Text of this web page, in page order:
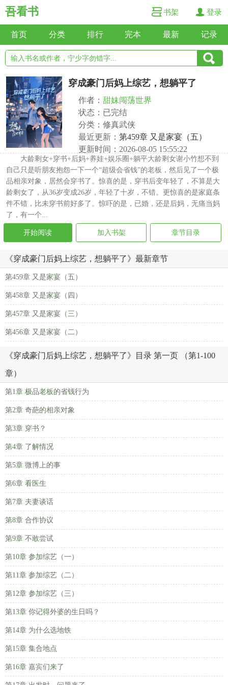
吾看书 书架 登录
首页 分类 排行 完本 最新 记录
穿成豪门后妈上综艺，想躺平了
作者： 甜妹闯荡世界
状态：已完结
分类：修真武侠
最近更新： 第459章 又是家宴（五）
更新时间：2026-08-05 15:55:22
大龄剩女+穿书+后妈+养娃+娱乐圈+躺平大龄剩女谢小竹想不到
自己只是听朋友抱怨一下一个“超级会省钱”的老板，然后见了一个极
品相亲对象，居然会穿书了。惊喜的是，穿书后变年轻了，不算是大
龄剩女了，从36岁变成26岁，年轻了十岁，不错。更惊喜的是家庭条
件不错，比未穿书前好多了。惊吓的是，已婚，还是后妈，无痛当妈
了，有一个...
开始阅读 加入书架 章节目录
《穿成豪门后妈上综艺，想躺平了》最新章节
第459章 又是家宴（五）
第458章 又是家宴（四）
第457章 又是家宴（三）
第456章 又是家宴（二）
《穿成豪门后妈上综艺，想躺平了》目录 第一页 （第1-100
章）
第1章 极品老板的省钱行为
第2章 奇葩的相亲对象
第3章 穿书？
第4章 了解情况
第5章 微博上的事
第6章 看医生
第7章 夫妻谈话
第8章 合作协议
第9章 不敢尝试
第10章 参加综艺（一）
第11章 参加综艺（二）
第12章 参加综艺（三）
第13章 你记得外婆的生日吗？
第14章 为什么选地铁
第15章 集合地点
第16章 嘉宾们来了